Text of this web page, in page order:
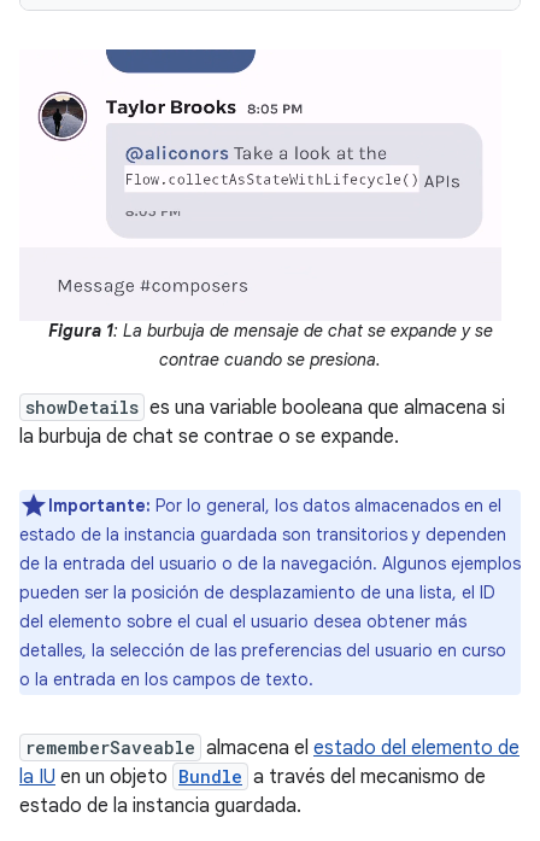
Figura 1: La burbuja de mensaje de chat se expande y se
contrae cuando se presiona.
showDetails es una variable booleana que almacena si
la burbuja de chat se contrae o se expande.
Importante: Por lo general, los datos almacenados en el
estado de la instancia guardada son transitorios y dependen
de la entrada del usuario o de la navegación. Algunos ejemplos
pueden ser la posición de desplazamiento de una lista, el ID
del elemento sobre el cual el usuario desea obtener más
detalles, la selección de las preferencias del usuario en curso
o la entrada en los campos de texto.
rememberSaveable almacena el estado del elemento de
la IU en un objeto Bundle a través del mecanismo de
estado de la instancia guardada.